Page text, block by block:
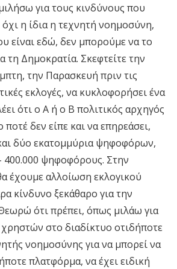
για τους κινδύνους που
η ίδια η τεχνητή νοημοσύνη,
είναι εδώ, δεν μπορούμε να το
τη Δημοκρατία. Σκεφτείτε την
την Παρασκευή πριν τις
εκλογές, να κυκλοφορήσει ένα
ότι ο Α ή ο Β πολιτικός αρχηγός
ποτέ δεν είπε και να επηρεάσει,
δύο εκατομμύρια ψηφοφόρων,
400.000 ψηφοφόρους. Στην
έχουμε αλλοίωση εκλογικού
κίνδυνο ξεκάθαρο για την
ότι πρέπει, όπως μιλάω για
στο διαδίκτυο οτιδήποτε
νοημοσύνης για να μπορεί να
πλατφόρμα, να έχει ειδική